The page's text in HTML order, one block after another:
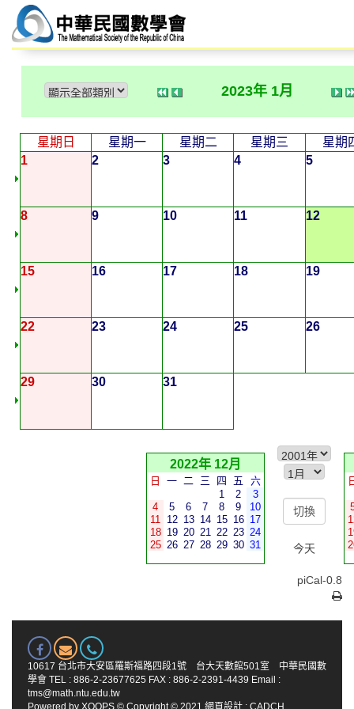
2023年 1月
星期日 星期一 星期二 星期三
星期
1
2 3 4 5
8 9 10 11 12
15 16 17 18 19
22 23 24 25 26
29 30 31
2022年 12月
日 一 二 三 四 五
六
1
2
3
4
5 6 7 8 9
10
11 12 13 14 15 16 17
18 19 20 21 22 23 24
25 26 27 28 29 30 31 今天
piCal-0.8
10617 台北市大安區羅斯福路四段1號 台大天數館501室 中華民國數
學會 TEL : 886-2-23677625 FAX : 886-2-2391-4439 Email :
tms@math.ntu.edu.tw
Powered by XOOPS © Copyright © 2021 網頁設計 : CADCH